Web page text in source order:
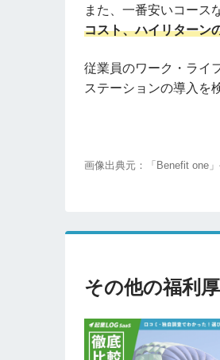
また、一番安いコース
コスト、ハイリターン
従業員のワーク・ライ
ステーションの導入を
画像出典元：「Benefit one
その他の福利